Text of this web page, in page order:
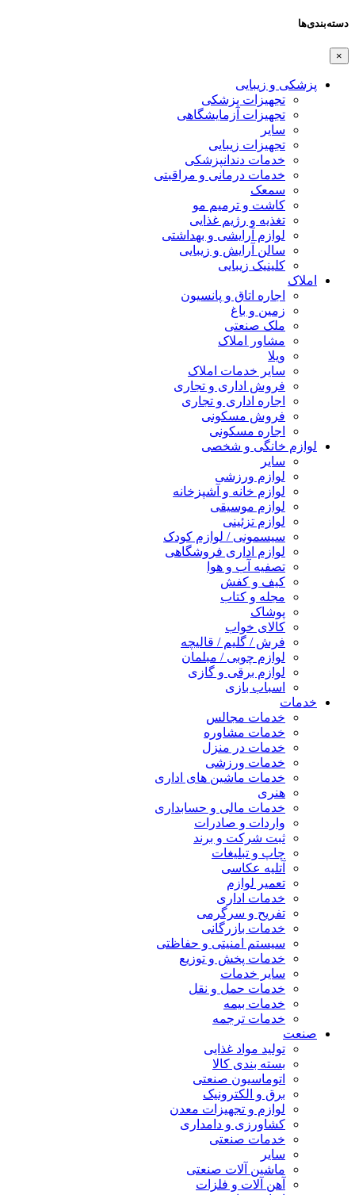
دسته‌بندی‌ها
×
پزشکی و زیبایی
تجهیزات پزشکی
تجهیزات آزمایشگاهی
سایر
تجهیزات زیبایی
خدمات دندانپزشکی
خدمات درمانی و مراقبتی
سمعک
کاشت و ترمیم مو
تغذیه و رژیم غذایی
لوازم آرایشی و بهداشتی
سالن آرایش و زیبایی
کلینیک زیبایی
املاک
اجاره اتاق و پانسیون
زمین و باغ
ملک صنعتی
مشاور املاک
ویلا
سایر خدمات املاک
فروش اداری و تجاری
اجاره اداری و تجاری
فروش مسکونی
اجاره مسکونی
لوازم خانگی و شخصی
سایر
لوازم ورزشی
لوازم خانه و آشپزخانه
لوازم موسیقی
لوازم تزئینی
سیسمونی / لوازم کودک
لوازم اداری فروشگاهی
تصفیه آب و هوا
کیف و کفش
مجله و کتاب
پوشاک
کالای خواب
فرش / گلیم / قالیچه
لوازم چوبی / مبلمان
لوازم برقی و گازی
اسباب بازی
خدمات
خدمات مجالس
خدمات مشاوره
خدمات در منزل
خدمات ورزشی
خدمات ماشین های اداری
هنری
خدمات مالی و حسابداری
واردات و صادرات
ثبت شرکت و برند
چاپ و تبلیغات
آتلیه عکاسی
تعمیر لوازم
خدمات اداری
تفریح و سرگرمی
خدمات بازرگانی
سیستم امنیتی و حفاظتی
خدمات پخش و توزیع
سایر خدمات
خدمات حمل و نقل
خدمات بیمه
خدمات ترجمه
صنعت
تولید مواد غذایی
بسته بندی کالا
اتوماسیون صنعتی
برق و الکترونیک
لوازم و تجهیزات معدن
کشاورزی و دامداری
خدمات صنعتی
سایر
ماشین آلات صنعتی
آهن آلات و فلزات